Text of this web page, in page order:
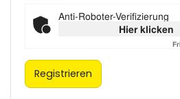
Anti-Roboter-Verifizierung
Hier klicken
Registrieren